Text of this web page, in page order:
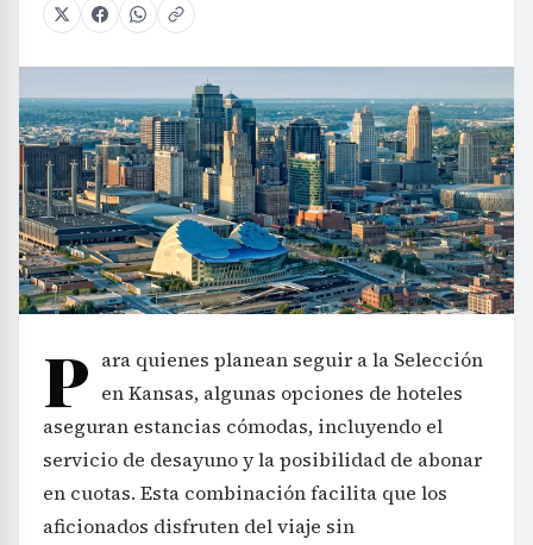
P ara quienes planean seguir a la Selección
en Kansas, algunas opciones de hoteles
aseguran estancias cómodas, incluyendo el
servicio de desayuno y la posibilidad de abonar
en cuotas. Esta combinación facilita que los
aficionados disfruten del viaje sin